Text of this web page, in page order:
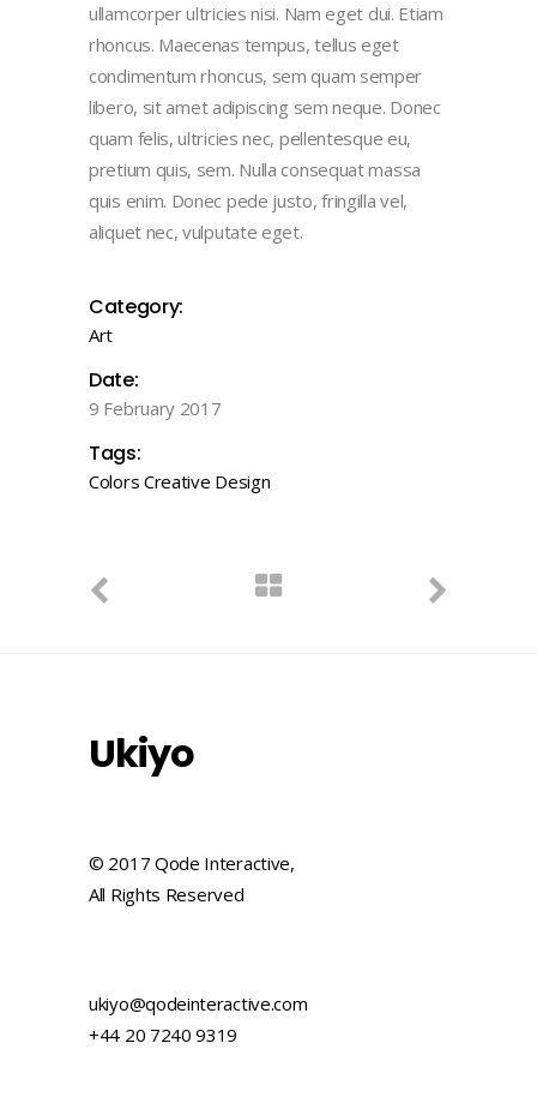
ullamcorper ultricies nisi. Nam eget dui. Etiam
rhoncus. Maecenas tempus, tellus eget
condimentum rhoncus, sem quam semper
libero, sit amet adipiscing sem neque. Donec
quam felis, ultricies nec, pellentesque eu,
pretium quis, sem. Nulla consequat massa
quis enim. Donec pede justo, fringilla vel,
aliquet nec, vulputate eget.
Category:
Art
Date:
9 February 2017
Tags:
Colors Creative Design
Ukiyo
© 2017 Qode Interactive,
All Rights Reserved
ukiyo@qodeinteractive.com
+44 20 7240 9319